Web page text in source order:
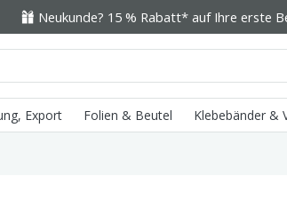
Neukunde? 15 % Rabatt* auf Ihre erste
Export Folien & Beutel Klebebänder &